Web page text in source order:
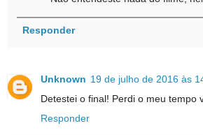
Responder
Unknown 19 de julho de 2016 às
Detestei o final! Perdi o meu tempo
Responder